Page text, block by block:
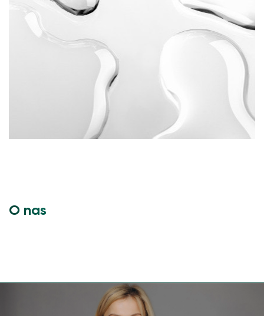
O nas